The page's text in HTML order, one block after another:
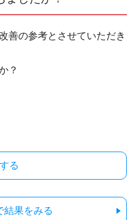
善の参考とさせていただき
？
結果をみる